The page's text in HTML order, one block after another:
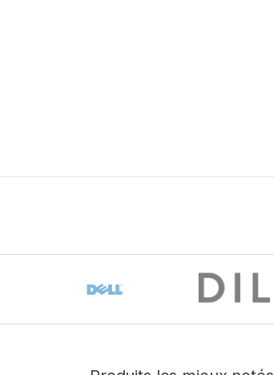
choisies sur la page du produit